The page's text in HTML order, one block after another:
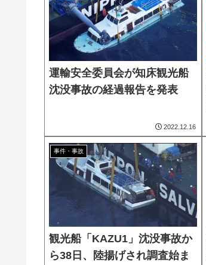
運輸安全委員会が知床観光船
沈没事故の経過報告を発表
2022.12.16
事件・事故
観光船「KAZU1」沈没事故か
ら38日、陸揚げされ調査始ま